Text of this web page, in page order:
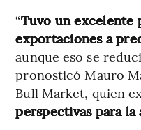
“Tuvo un excelente
exportaciones a
aunque eso se
pronosticó Mauro
Bull Market, quien
perspectivas para